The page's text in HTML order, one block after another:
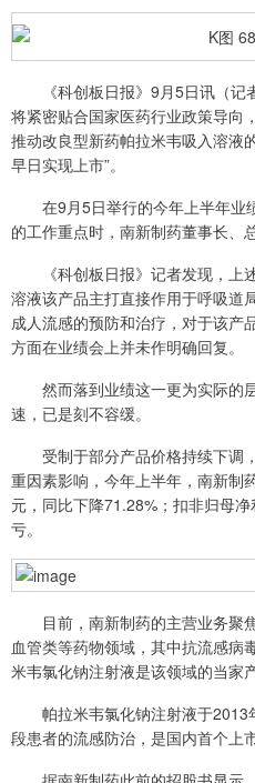
《科创板日报》9月5日讯（记
将紧密贴合国家医药行业政策导向
推动改良型新药帕拉米韦吸入溶
早日实现上市”。
在9月5日举行的今年上半年业
的工作重点时，南新制药董事长、
《科创板日报》记者发现，上
溶液该产品主打直接作用于呼吸道
成人流感的预防和治疗，对于该产
方面在业绩会上并未作明确回复。
然而落到业绩这一更为实际的
速，已是刻不容缓。
受制于部分产品价格持续下调
重因素影响，今年上半年，南新制
元，同比下降71.28%；扣非归母
亏。
目前，南新制药的主营业务聚
血管类等药物领域，其中抗流感病
米韦氯化钠注射液是该领域的当家产
帕拉米韦氯化钠注射液于2013
段患者的流感防治，是国内首个上